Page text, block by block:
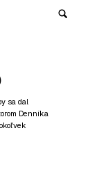
sa dal
Denníka